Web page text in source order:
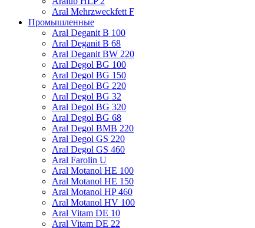
Aral Mehrzweckfett F
Промышленные
Aral Deganit B 100
Aral Deganit B 68
Aral Deganit BW 220
Aral Degol BG 100
Aral Degol BG 150
Aral Degol BG 220
Aral Degol BG 32
Aral Degol BG 320
Aral Degol BG 68
Aral Degol BMB 220
Aral Degol GS 220
Aral Degol GS 460
Aral Farolin U
Aral Motanol HE 100
Aral Motanol HE 150
Aral Motanol HP 460
Aral Motanol HV 100
Aral Vitam DE 10
Aral Vitam DE 22